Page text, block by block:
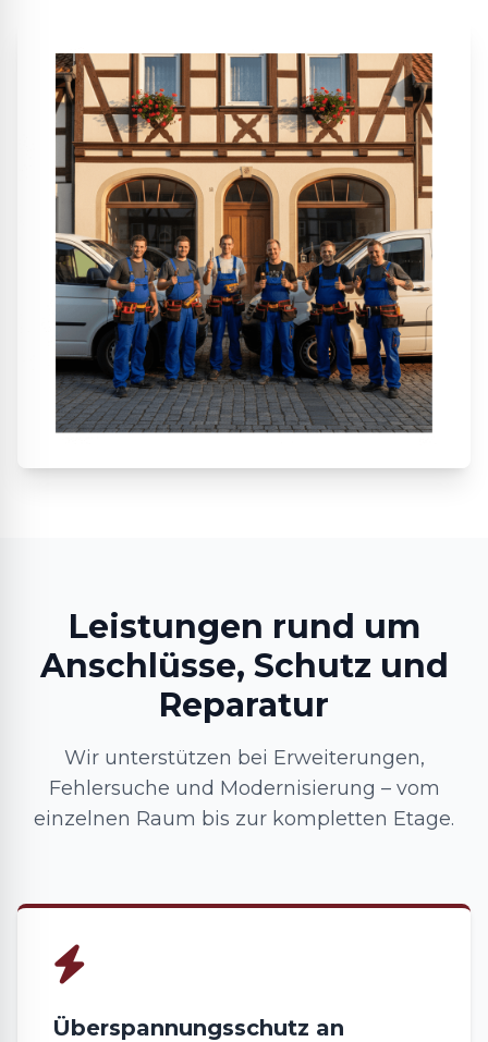
Leistungen rund um
Anschlüsse, Schutz und
Reparatur
Wir unterstützen bei Erweiterungen,
Fehlersuche und Modernisierung – vom
einzelnen Raum bis zur kompletten Etage.
Überspannungsschutz an